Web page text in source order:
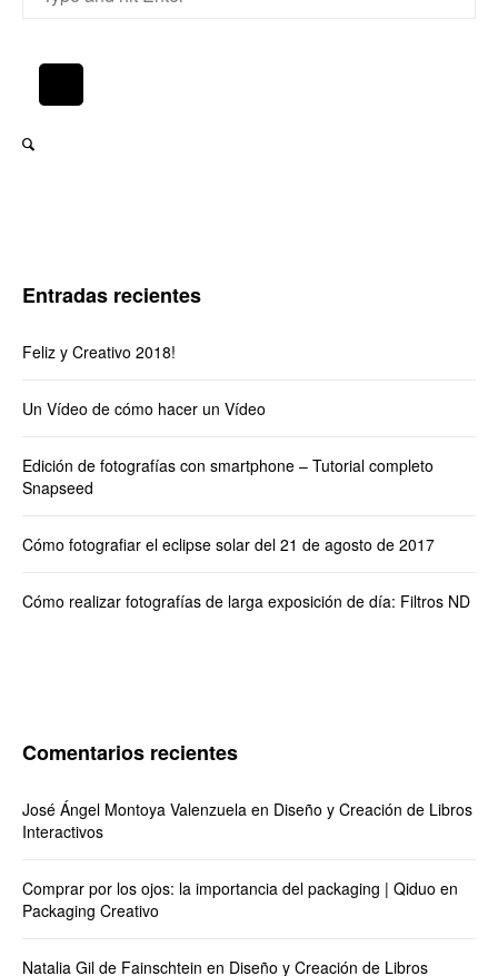
Entradas recientes
Feliz y Creativo 2018!
Un Vídeo de cómo hacer un Vídeo
Edición de fotografías con smartphone – Tutorial completo
Snapseed
Cómo fotografiar el eclipse solar del 21 de agosto de 2017
Cómo realizar fotografías de larga exposición de día: Filtros ND
Comentarios recientes
José Ángel Montoya Valenzuela en Diseño y Creación de Libros
Interactivos
Comprar por los ojos: la importancia del packaging | Qiduo en
Packaging Creativo
Natalia Gil de Fainschtein en Diseño y Creación de Libros